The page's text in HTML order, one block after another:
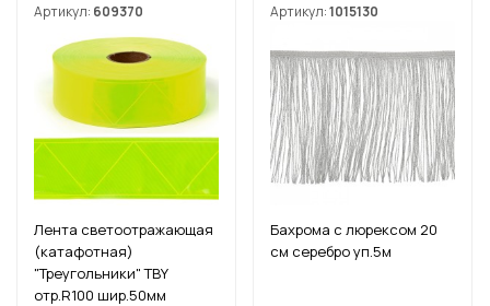
Артикул: 609370
Лента светоотражающая
(катафотная)
"Треугольники" TBY
отр.R100 шир.50мм
Артикул:1015130
Бахрома с люрексом 20
см серебро уп.5м